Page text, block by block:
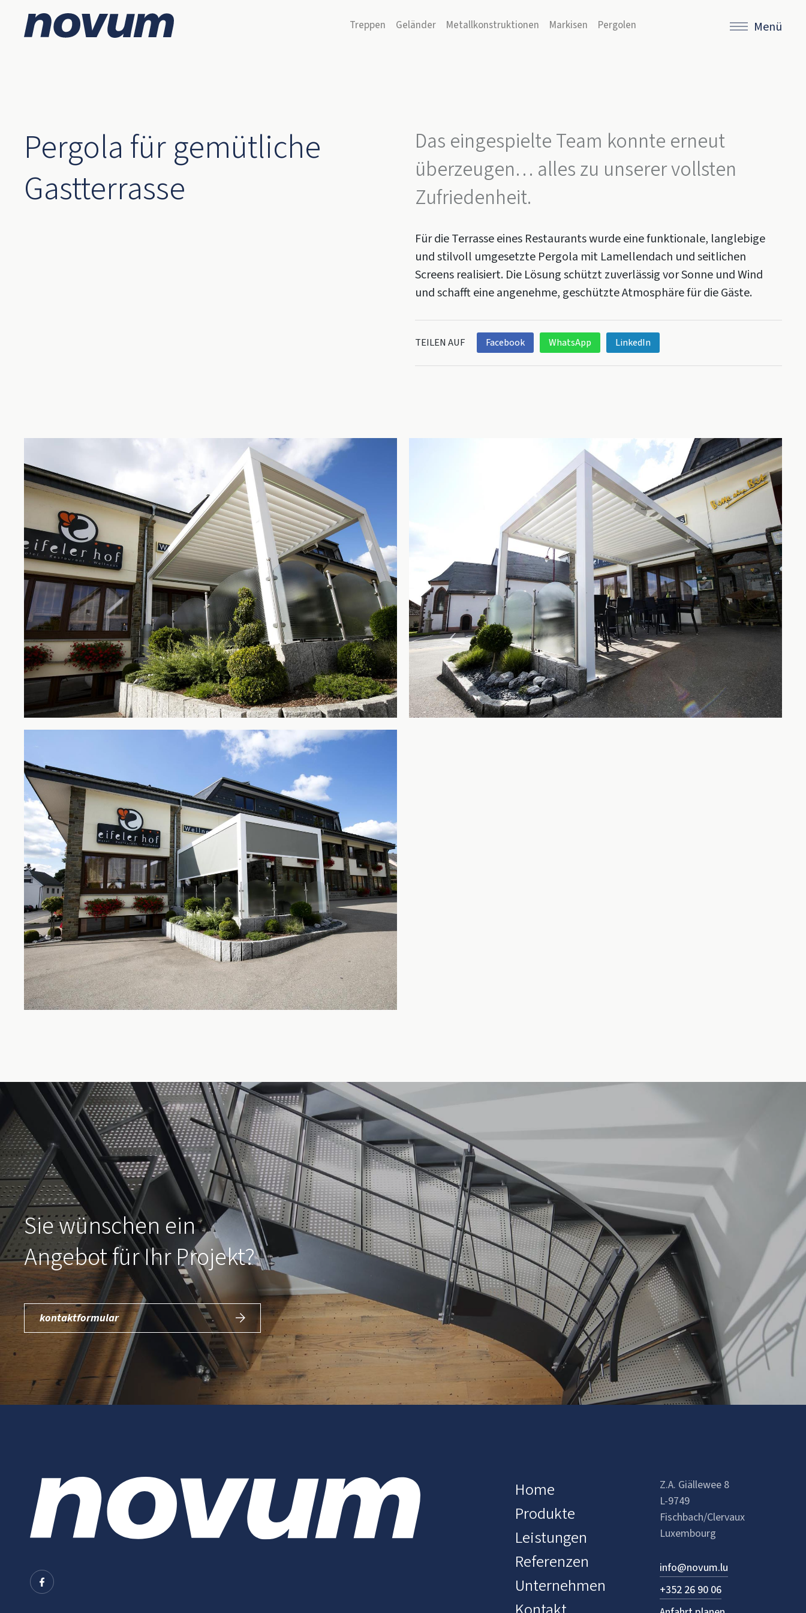
Treppen Geländer Metallkonstruktionen Markisen Pergolen Menü
Pergola für gemütliche
Gastterrasse
Das eingespielte Team konnte erneut
überzeugen… alles zu unserer vollsten
Zufriedenheit.
Für die Terrasse eines Restaurants wurde eine funktionale, langlebige
und stilvoll umgesetzte Pergola mit Lamellendach und seitlichen
Screens realisiert. Die Lösung schützt zuverlässig vor Sonne und Wind
und schafft eine angenehme, geschützte Atmosphäre für die Gäste.
TEILEN AUF Facebook WhatsApp LinkedIn
Sie wünschen ein
Angebot für Ihr Projekt?
kontaktformular
Home
Produkte
Leistungen
Referenzen
Unternehmen
Z.A. Giällewee 8
L-9749
Fischbach/Clervaux
Luxembourg
info@novum.lu
+352 26 90 06